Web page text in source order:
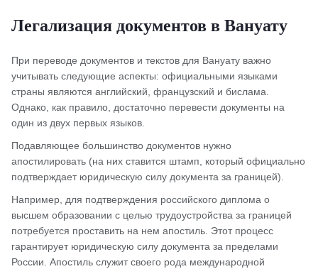
Легализация документов в Вануату
При переводе документов и текстов для Вануату важно
учитывать следующие аспекты: официальными языками
страны являются английский, французский и бислама.
Однако, как правило, достаточно перевести документы на
один из двух первых языков.
Подавляющее большинство документов нужно
апостилировать (на них ставится штамп, который официально
подтверждает юридическую силу документа за границей).
Например, для подтверждения российского диплома о
высшем образовании с целью трудоустройства за границей
потребуется проставить на нем апостиль. Этот процесс
гарантирует юридическую силу документа за пределами
России. Апостиль служит своего рода международной